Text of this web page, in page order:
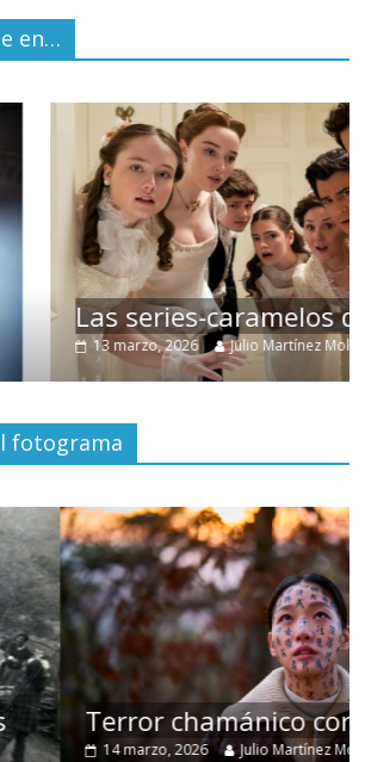
en…
de Shondaland
Julio Martínez Molina 0
fotograma
coreano
Julio Martínez Molina 0